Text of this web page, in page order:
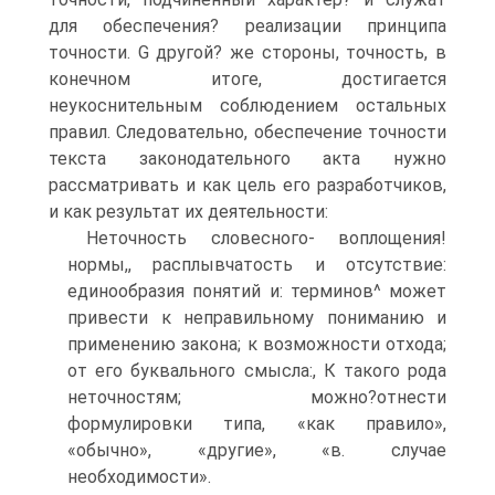
для обеспечения? реализации принципа
точности. G другой? же стороны, точность, в
конечном итоге, достигается
неукоснительным соблюдением остальных
правил. Следовательно, обеспечение точности
текста законодательного акта нужно
рассматривать и как цель его разработчиков,
и как результат их деятельности:
Неточность словесного- воплощения!
нормы,, расплывчатость и отсутствие:
единообразия понятий и: терминов^ может
привести к неправильному пониманию и
применению закона; к возможности отхода;
от его буквального смысла:, К такого рода
неточностям; можно?отнести
формулировки типа, «как правило»,
«обычно», «другие», «в. случае
необходимости».